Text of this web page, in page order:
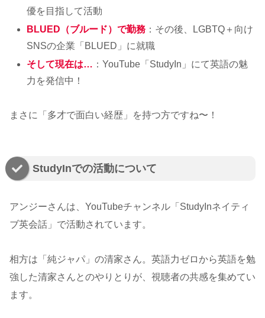
優を目指して活動
BLUED（ブルード）で勤務 ：その後、LGBTQ＋向け
SNSの企業「BLUED」に就職
そして現在は… ：YouTube「StudyIn」にて英語の魅
力を発信中！
まさに「多才で面白い経歴」を持つ方ですね〜！
StudyInでの活動について
アンジーさんは、YouTubeチャンネル「StudyInネイティ
ブ英会話」で活動されています。
相方は「純ジャパ」の清家さん。英語力ゼロから英語を勉
強した清家さんとのやりとりが、視聴者の共感を集めてい
ます。